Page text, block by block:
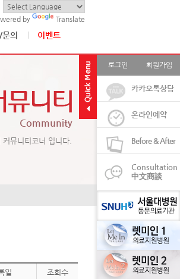
by Translate
의 이벤트
Community
커뮤니티코너 입니다.
일 조회수
로그인 회원가입
카카오톡상담
온라인예약
Before & After
Consultation
中文商談